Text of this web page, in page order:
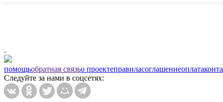
.
помощьобратная связьо проектеправиласоглашениеоплата
Следуйте за нами в соцсетях: